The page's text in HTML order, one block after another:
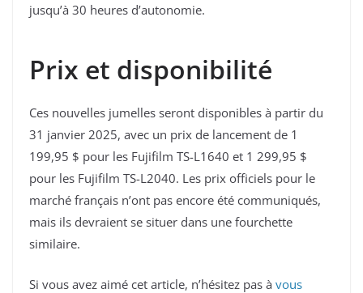
jusqu’à 30 heures d’autonomie.
Prix et disponibilité
Ces nouvelles jumelles seront disponibles à partir du
31 janvier 2025, avec un prix de lancement de 1
199,95 $ pour les Fujifilm TS-L1640 et 1 299,95 $
pour les Fujifilm TS-L2040. Les prix officiels pour le
marché français n’ont pas encore été communiqués,
mais ils devraient se situer dans une fourchette
similaire.
Si vous avez aimé cet article, n’hésitez pas à vous